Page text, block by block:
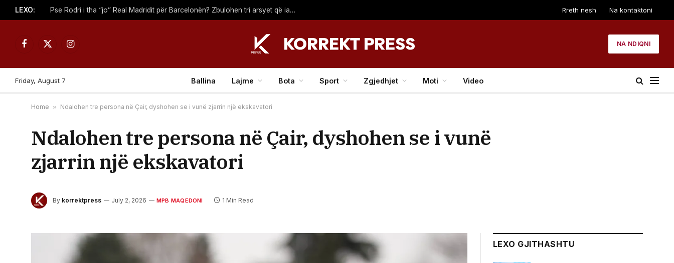
LEXO: Pse Rodri i tha “jo” Real Madridit për Barcelonën? Zbulohen tri arsyet që ia komunikoi bordit madrilen Rreth nesh Na kontaktoni
Facebook
X
Instagram
NA NDIQNI
Friday, August 7 Ballina Lajme Bota Sport Zgjedhjet Moti Video
Home » Ndalohen tre persona në Çair, dyshohen se i vunë zjarrin një ekskavatori
Ndalohen tre persona në Çair, dyshohen se i vunë
zjarrin një ekskavatori
By korrektpress July 2, 2026 MPB MAQEDONI 1 Min Read
LEXO GJITHASHTU